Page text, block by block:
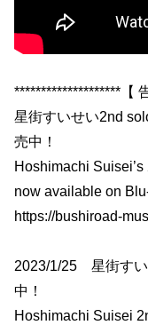
********************【
星街すいせい2nd
売中！
Hoshimachi
now available on
https://bushiroad-
2023/1/25 星街すい
中！
Hoshimachi Suisei